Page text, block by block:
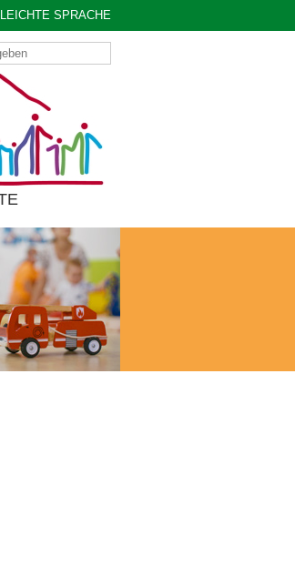
LEICHTE SPRACHE